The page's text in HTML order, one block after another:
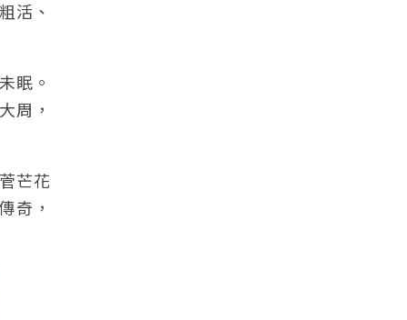
活、
眠。
周，
芒花
奇，